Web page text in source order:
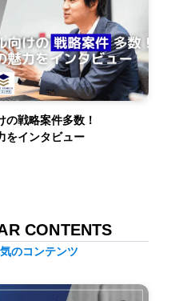
の戦略案件多数！
をインタビュー
CONTENTS
のコンテンツ